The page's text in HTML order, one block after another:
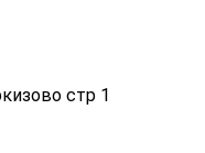
стр 1